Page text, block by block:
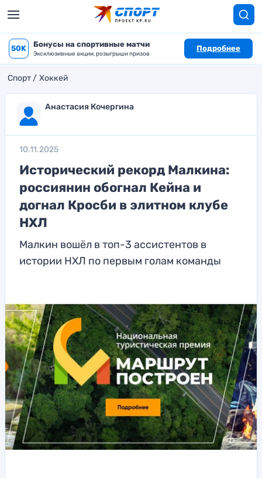
50K Бонусы на спортивные матчи
Эксклюзивные акции, розыгрыши призов
Подробнее
Спорт Хоккей
Анастасия Кочергина
10.11.2025
Исторический рекорд Малкина:
россиянин обогнал Кейна и
догнал Кросби в элитном клубе
НХЛ
Малкин вошёл в топ-3 ассистентов в
истории НХЛ по первым голам команды